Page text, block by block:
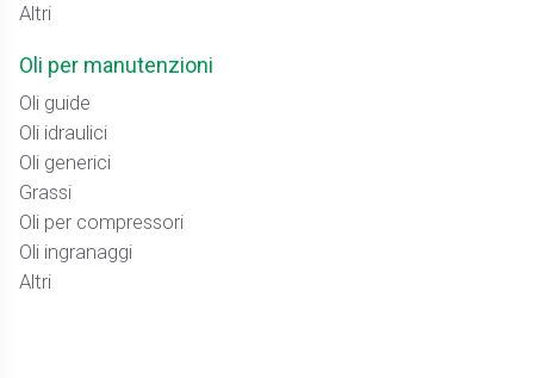
Altri
Oli per manutenzioni
Oli guide
Oli idraulici
Oli generici
Grassi
Oli per compressori
Oli ingranaggi
Altri